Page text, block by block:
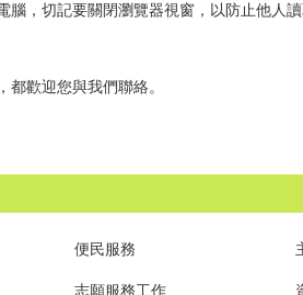
，切記要關閉瀏覽器視窗，以防止他人
歡迎您與我們聯絡。
便民服務
志願服務工作